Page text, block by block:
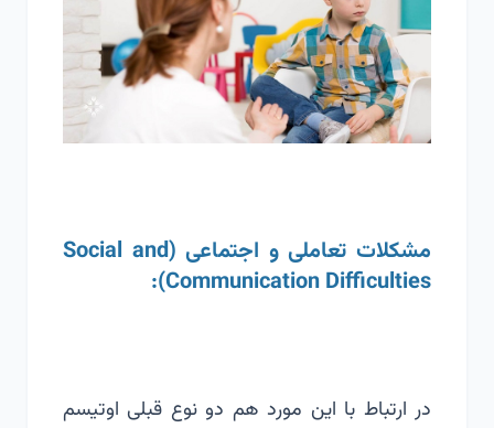
مشکلات تعاملی و اجتماعی (Social and
Communication Difficulties
):
در ارتباط با این مورد هم دو نوع قبلی اوتیسم